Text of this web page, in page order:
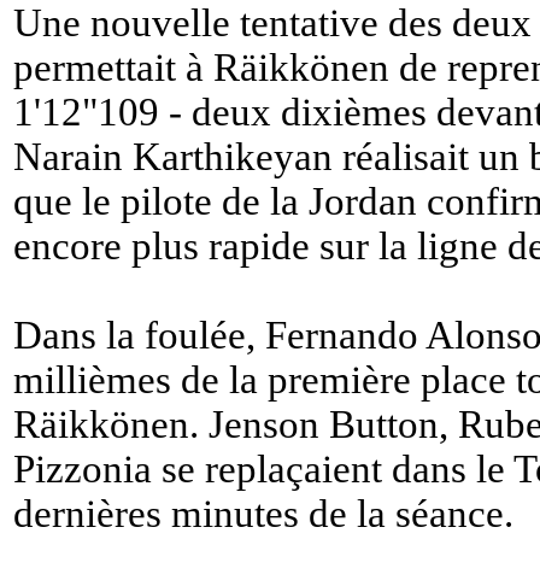
Une nouvelle tentative des
permettait à Räikkönen de
1'12"109 - deux dixièmes
Narain Karthikeyan réalisait un
que le pilote de la Jordan
encore plus rapide sur la ligne
Dans la foulée, Fernando
millièmes de la première place
Räikkönen. Jenson Button,
Pizzonia se replaçaient dans le
dernières minutes de la séance.